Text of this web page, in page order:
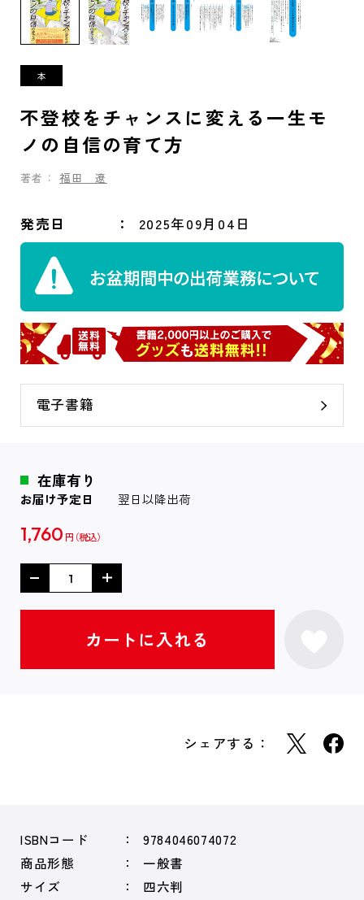
不登校をチャンスに変える一生モ
ノの自信の育て方
著者： 福田 遼
発売日 2025年09月04日
電子書籍
在庫有り
お届け予定日 翌日以降出荷
1,760 円
シェアする：
ISBNコード
9784046074072
商品形態
一般書
サイズ
四六判